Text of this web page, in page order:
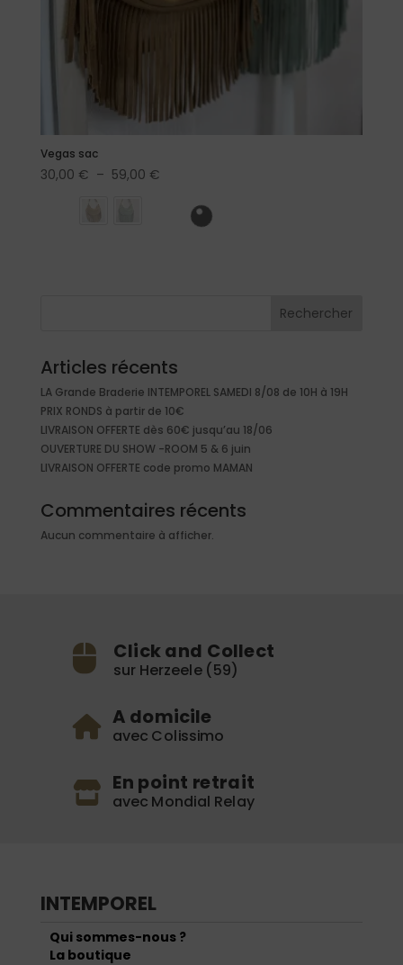
Vegas sac
30,00 € – 59,00 €Plage
Rechercher
Articles récents
LA Grande Braderie INTEMPOREL SAMEDI 8/08 de 10H à 19H
PRIX RONDS à partir de 10€
LIVRAISON OFFERTE dès 60€ jusqu’au 18/06
OUVERTURE DU SHOW -ROOM 5 & 6 juin
LIVRAISON OFFERTE code promo MAMAN
Commentaires récents
Aucun commentaire à afficher.
Click and Collect
sur Herzeele (59)
A domicile
avec Colissimo
En point retrait
avec Mondial Relay
INTEMPOREL
Qui sommes-nous ?
La boutique